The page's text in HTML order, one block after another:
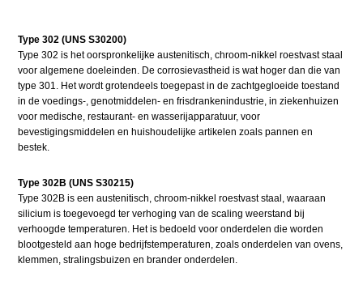
Type 302 (UNS S30200)
Type 302 is het oorspronkelijke austenitisch, chroom-nikkel roestvast staal
voor algemene doeleinden. De corrosievastheid is wat hoger dan die van
type 301. Het wordt grotendeels toegepast in de zachtgegloeide toestand
in de voedings-, genotmiddelen- en frisdrankenindustrie, in ziekenhuizen
voor medische, restaurant- en wasserijapparatuur, voor
bevestigingsmiddelen en huishoudelijke artikelen zoals pannen en
bestek.
Type 302B (UNS S30215)
Type 302B is een austenitisch, chroom-nikkel roestvast staal, waaraan
silicium is toegevoegd ter verhoging van de scaling weerstand bij
verhoogde temperaturen. Het is bedoeld voor onderdelen die worden
blootgesteld aan hoge bedrijfstemperaturen, zoals onderdelen van ovens,
klemmen, stralingsbuizen en brander onderdelen.